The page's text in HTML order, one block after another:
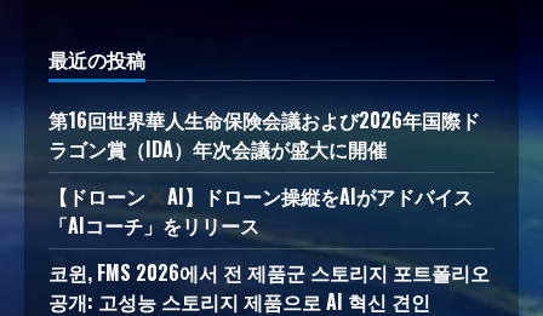
最近の投稿
第16回世界華人生命保険会議および2026年国際ド
ラゴン賞（IDA）年次会議が盛大に開催
【ドローン
AI】ドローン操縦をAIがアドバイス
「AIコーチ」をリリース
코윈, FMS 2026에서 전 제품군 스토리지 포트폴리오
공개: 고성능 스토리지 제품으로 AI 혁신 견인